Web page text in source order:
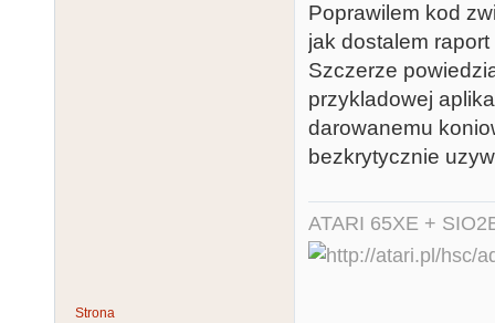
Poprawilem kod
jak dostalem
Szczerze
przykladowej
darowanemu
bezkrytycznie
ATARI 65XE +
Strona